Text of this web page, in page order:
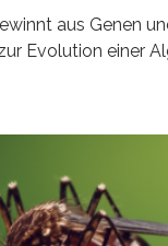
aus Genen
Evolution einer
zu den
von
sticht eine
Natur vorkommt: